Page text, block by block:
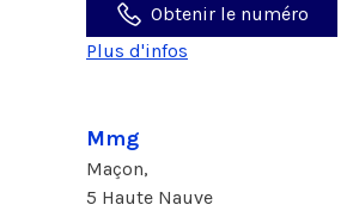
Obtenir le numéro
Plus d'infos
Mmg
Maçon,
5 Haute Nauve